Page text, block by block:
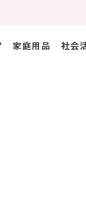
家庭用品 社会